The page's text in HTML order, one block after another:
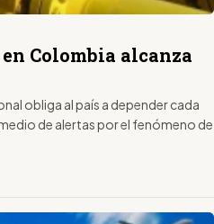
Colombia alcanza
obliga al país a depender cada
de alertas por el fenómeno de